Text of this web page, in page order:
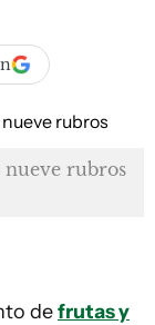
nueve rubros
defrutas y